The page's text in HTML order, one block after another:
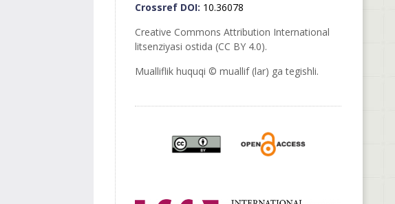
Crossref DOI: 10.36078
Creative Commons Attribution International
litsenziyasi ostida (CC BY 4.0).
Mualliflik huquqi © muallif (lar) ga tegishli.